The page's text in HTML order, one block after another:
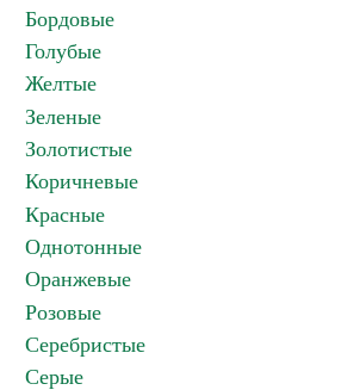
Бордовые
Голубые
Желтые
Зеленые
Золотистые
Коричневые
Красные
Однотонные
Оранжевые
Розовые
Серебристые
Серые